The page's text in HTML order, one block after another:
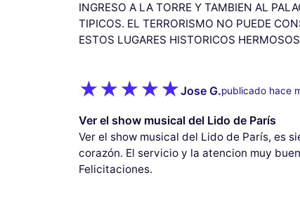
INGRESO A LA TORRE Y TAMBIEN AL
TIPICOS. EL TERRORISMO NO PUEDE
ESTOS LUGARES HISTORICOS
Jose G.publicado hace
Ver el show musical del Lido de París
Ver el show musical del Lido de París, es
corazón. El servicio y la atencion muy
Felicitaciones.